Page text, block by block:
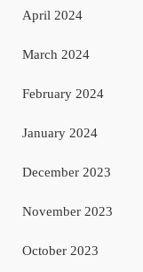
April 2024
March 2024
February 2024
January 2024
December 2023
November 2023
October 2023